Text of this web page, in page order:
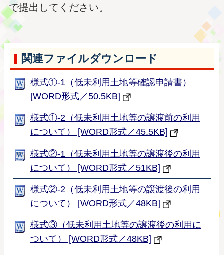
で提出してください。
関連ファイルダウンロード
様式①-1（低未利用土地等確認申請書）
[WORD形式／50.5KB]
様式①-2（低未利用土地等の譲渡前の利用
について） [WORD形式／45.5KB]
様式②-1（低未利用土地等の譲渡後の利用
について） [WORD形式／51KB]
様式②-2（低未利用土地等の譲渡後の利用
について） [WORD形式／48KB]
様式③（低未利用土地等の譲渡後の利用に
ついて） [WORD形式／48KB]